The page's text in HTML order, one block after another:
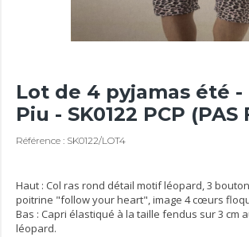
Lot de 4 pyjamas été -
Piu - SK0122 PCP (PAS
Référence : SK0122/LOT4
Haut : Col ras rond détail motif léopard, 3
poitrine "follow your heart", image 4 cœurs
Bas : Capri élastiqué à la taille fendus sur 3 cm
léopard.